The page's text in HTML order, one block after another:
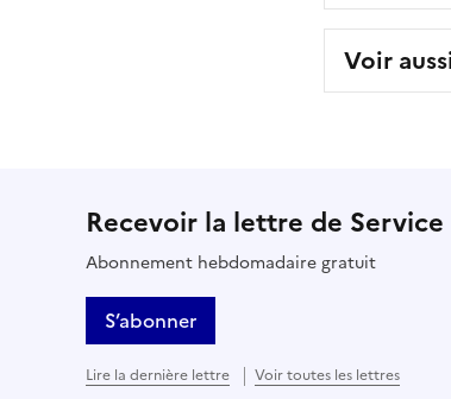
Voir
Recevoir la lettre de Service
Abonnement hebdomadaire gratuit
S’abonner
Lire la dernière lettre Voir toutes les lettres